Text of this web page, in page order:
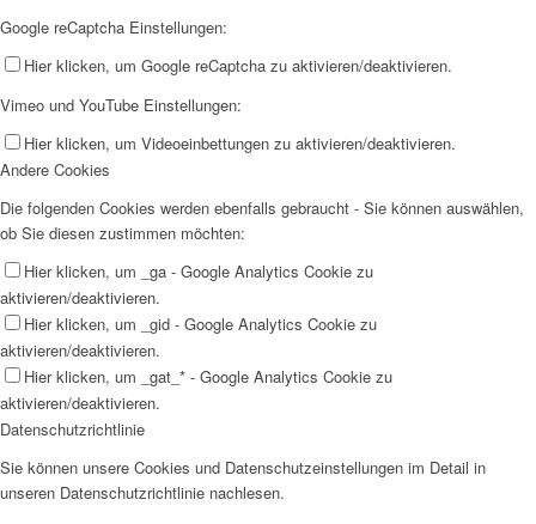
Google reCaptcha Einstellungen:
Hier klicken, um Google reCaptcha zu aktivieren/deaktivieren.
Vimeo und YouTube Einstellungen:
Hier klicken, um Videoeinbettungen zu aktivieren/deaktivieren.
Andere Cookies
Die folgenden Cookies werden ebenfalls gebraucht - Sie können auswählen,
ob Sie diesen zustimmen möchten:
Hier klicken, um _ga - Google Analytics Cookie zu
aktivieren/deaktivieren.
Hier klicken, um _gid - Google Analytics Cookie zu
aktivieren/deaktivieren.
Hier klicken, um _gat_* - Google Analytics Cookie zu
aktivieren/deaktivieren.
Datenschutzrichtlinie
Sie können unsere Cookies und Datenschutzeinstellungen im Detail in
unseren Datenschutzrichtlinie nachlesen.